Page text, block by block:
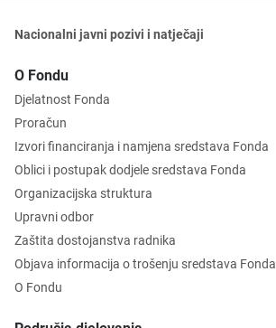
Nacionalni javni pozivi i natječaji
O Fondu
Djelatnost Fonda
Proračun
Izvori financiranja i namjena sredstava Fonda
Oblici i postupak dodjele sredstava Fonda
Organizacijska struktura
Upravni odbor
Zaštita dostojanstva radnika
Objava informacija o trošenju sredstava Fonda
O Fondu